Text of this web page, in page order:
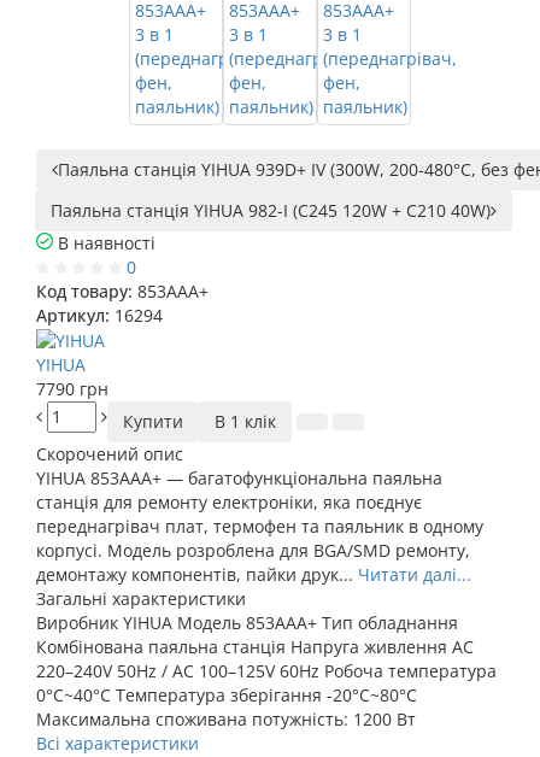
Паяльна станція YIHUA 939D+ IV (300W, 200-480°C, без
Паяльна станція YIHUA 982-I (C245 120W + C210 40W)
В наявності
0
Код товару: 853AAA+
Артикул: 16294
YIHUA
7790 грн
Купити
В 1 клік
Скорочений опис
YIHUA 853AAA+ — багатофункціональна паяльна
станція для ремонту електроніки, яка поєднує
переднагрівач плат, термофен та паяльник в одному
корпусі. Модель розроблена для BGA/SMD ремонту,
демонтажу компонентів, пайки друк... Читати далі...
Загальні характеристики
Виробник YIHUA Модель 853AAA+ Тип обладнання
Комбінована паяльна станція Напруга живлення AC
220–240V 50Hz / AC 100–125V 60Hz Робоча температура
0°C~40°C Температура зберігання -20°C~80°C
Максимальна споживана потужність: 1200 Вт
Всі характеристики